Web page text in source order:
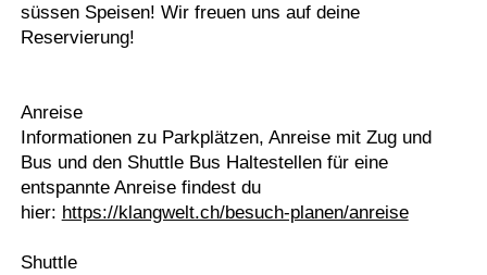
süssen Speisen! Wir freuen uns auf deine
Reservierung!
Anreise
Informationen zu Parkplätzen, Anreise mit Zug und
Bus und den Shuttle Bus Haltestellen für eine
entspannte Anreise findest du
hier: https://klangwelt.ch/besuch-planen/anreise
Shuttle